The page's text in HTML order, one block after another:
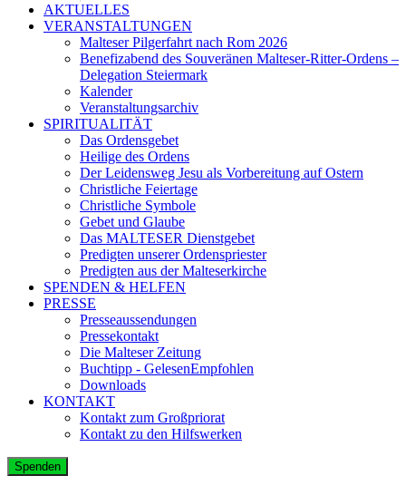
AKTUELLES
VERANSTALTUNGEN
Malteser Pilgerfahrt nach Rom 2026
Benefizabend des Souveränen Malteser-Ritter-Ordens –
Delegation Steiermark
Kalender
Veranstaltungsarchiv
SPIRITUALITÄT
Das Ordensgebet
Heilige des Ordens
Der Leidensweg Jesu als Vorbereitung auf Ostern
Christliche Feiertage
Christliche Symbole
Gebet und Glaube
Das MALTESER Dienstgebet
Predigten unserer Ordenspriester
Predigten aus der Malteserkirche
SPENDEN & HELFEN
PRESSE
Presseaussendungen
Pressekontakt
Die Malteser Zeitung
Buchtipp - GelesenEmpfohlen
Downloads
KONTAKT
Kontakt zum Großpriorat
Kontakt zu den Hilfswerken
Spenden